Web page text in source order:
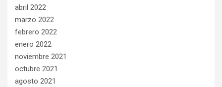
abril 2022
marzo 2022
febrero 2022
enero 2022
noviembre 2021
octubre 2021
agosto 2021